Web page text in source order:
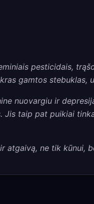
pesticidais,
gamtos stebuklas,
nuovargiu ir
Jis taip pat puikiai
atgaivą, ne tik kūnui,